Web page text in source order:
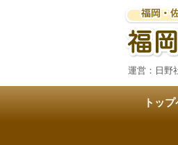
運営：日野
トッ